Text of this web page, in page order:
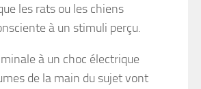
les rats ou les chiens
à un stimuli perçu.
à un choc électrique
de la main du sujet vont